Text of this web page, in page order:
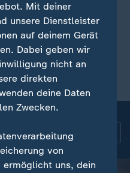
sich durch die
zwei Tage in Folge
und Spanien hat die
75 Jahren.
Mit deiner
unsere Dienstleister
auf deinem Gerät
Dabei geben wir
nicht an
direkten
deine Daten
Zwecken.
von
uns, dein